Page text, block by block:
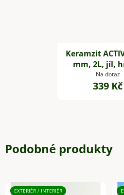
Keramzit
mm, 2L, jíl,
Na dotaz
339 Kč
Podobné produkty
EXTERIÉR / INTERIÉR